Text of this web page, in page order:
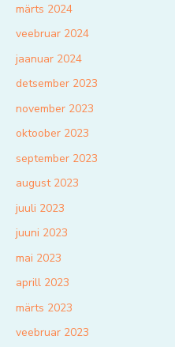
märts 2024
veebruar 2024
jaanuar 2024
detsember 2023
november 2023
oktoober 2023
september 2023
august 2023
juuli 2023
juuni 2023
mai 2023
aprill 2023
märts 2023
veebruar 2023